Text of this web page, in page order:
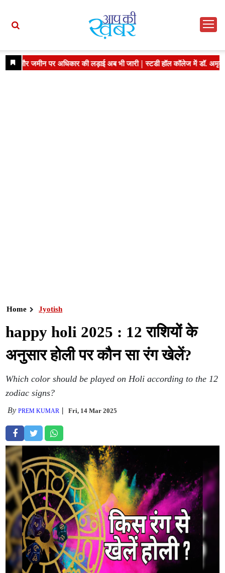
Home Jyotish
happy holi 2025 : 12 राशियों के
अनुसार होली पर कौन सा रंग खेलें?
Which color should be played on Holi according to the 12
zodiac signs?
ByPREM KUMAR Fri, 14 Mar 2025